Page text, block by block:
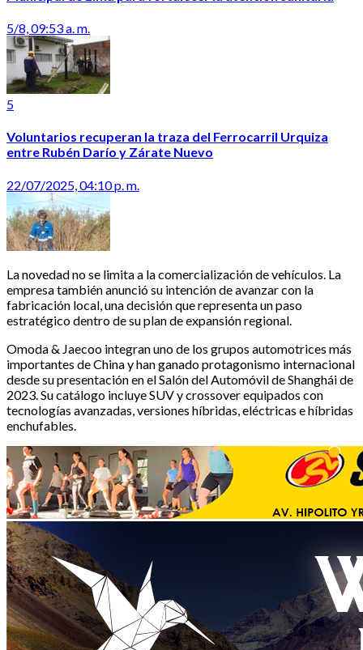
5/8, 09:53 a. m.
5
Voluntarios recuperan la traza del Ferrocarril Urquiza
entre Rubén Darío y Zárate Nuevo
22/07/2025, 04:10 p. m.
La novedad no se limita a la comercialización de vehículos. La
empresa también anunció su intención de avanzar con la
fabricación local, una decisión que representa un paso
estratégico dentro de su plan de expansión regional.
Omoda & Jaecoo integran uno de los grupos automotrices más
importantes de China y han ganado protagonismo internacional
desde su presentación en el Salón del Automóvil de Shanghái de
2023. Su catálogo incluye SUV y crossover equipados con
tecnologías avanzadas, versiones híbridas, eléctricas e híbridas
enchufables.